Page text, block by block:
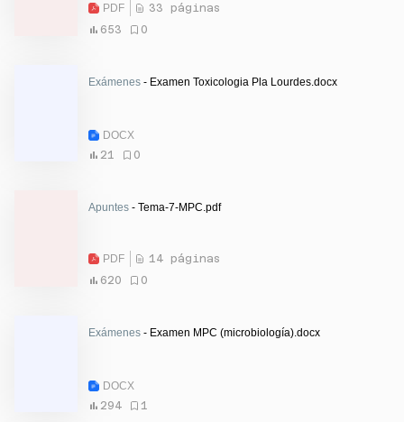
PDF
33 páginas
653
0
Exámenes - Examen Toxicologia Pla Lourdes.docx
DOCX
21
0
Apuntes - Tema-7-MPC.pdf
PDF
14 páginas
620
0
Exámenes - Examen MPC (microbiología).docx
DOCX
294
1